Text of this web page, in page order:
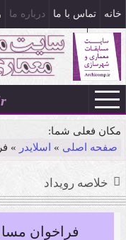
خانه تماس با ما درباره ما
ثبت نام
مکان فعلی شما:
صفحه اصلی » اسلایدر »
خلاصه رویداد
فراخوان